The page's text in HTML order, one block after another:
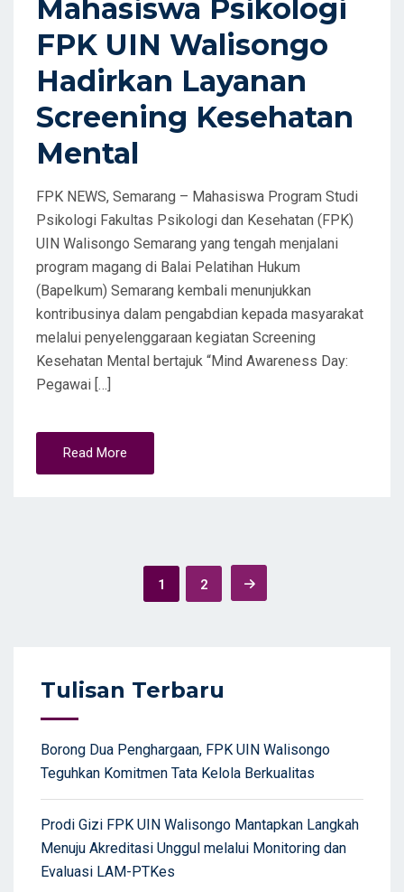
N
Mahasiswa Psikologi
FPK UIN Walisongo
Hadirkan Layanan
Screening Kesehatan
Mental
FPK NEWS, Semarang – Mahasiswa Program Studi
Psikologi Fakultas Psikologi dan Kesehatan (FPK)
UIN Walisongo Semarang yang tengah menjalani
program magang di Balai Pelatihan Hukum
(Bapelkum) Semarang kembali menunjukkan
kontribusinya dalam pengabdian kepada masyarakat
melalui penyelenggaraan kegiatan Screening
Kesehatan Mental bertajuk “Mind Awareness Day:
Pegawai […]
Read More
1 2
Tulisan Terbaru
Borong Dua Penghargaan, FPK UIN Walisongo
Teguhkan Komitmen Tata Kelola Berkualitas
Prodi Gizi FPK UIN Walisongo Mantapkan Langkah
Menuju Akreditasi Unggul melalui Monitoring dan
Evaluasi LAM-PTKes